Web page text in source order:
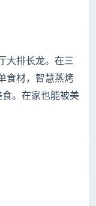
大排长龙。在三
食材，智慧蒸烤
。在家也能被美